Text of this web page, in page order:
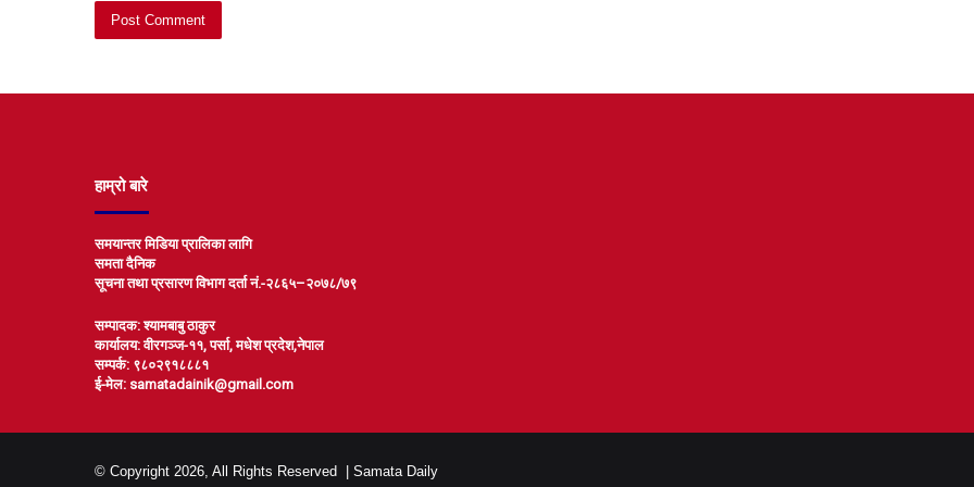
हाम्रो बारे
समयान्तर मिडिया प्रालिका लागि
समता दैनिक
सूचना तथा प्रसारण विभाग दर्ता नं.-२८६५–२०७८/७९
सम्पादक: श्यामबाबु ठाकुर
कार्यालय: वीरगञ्ज-११, पर्सा, मधेश प्रदेश,नेपाल
सम्पर्क: ९८०२९१८८८१
ई-मेल: samatadainik@gmail.com
© Copyright 2026, All Rights Reserved | Samata Daily